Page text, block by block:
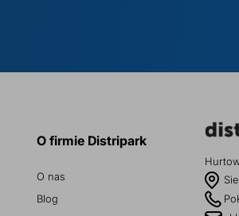
O firmie Distripark
O nas
Blog